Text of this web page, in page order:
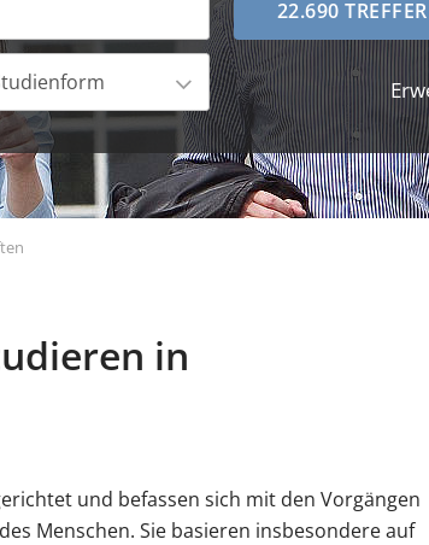
in
und befassen sich mit den Vorgängen
Menschen. Sie basieren insbesondere auf